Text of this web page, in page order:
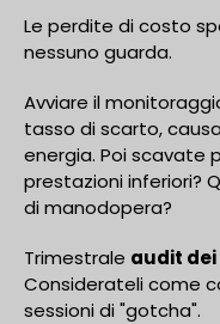
Le perdite di costo
nessuno guarda.
Avviare il
tasso di scarto,
energia. Poi scavate
prestazioni inferiori?
di manodopera?
Trimestrale audit
Considerateli come
sessioni di "gotcha".